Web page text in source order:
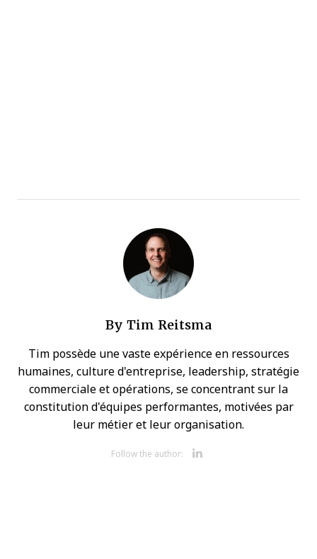
By Tim Reitsma
Tim possède une vaste expérience en ressources
humaines, culture d'entreprise, leadership, stratégie
commerciale et opérations, se concentrant sur la
constitution d'équipes performantes, motivées par
leur métier et leur organisation.
Follow the author: